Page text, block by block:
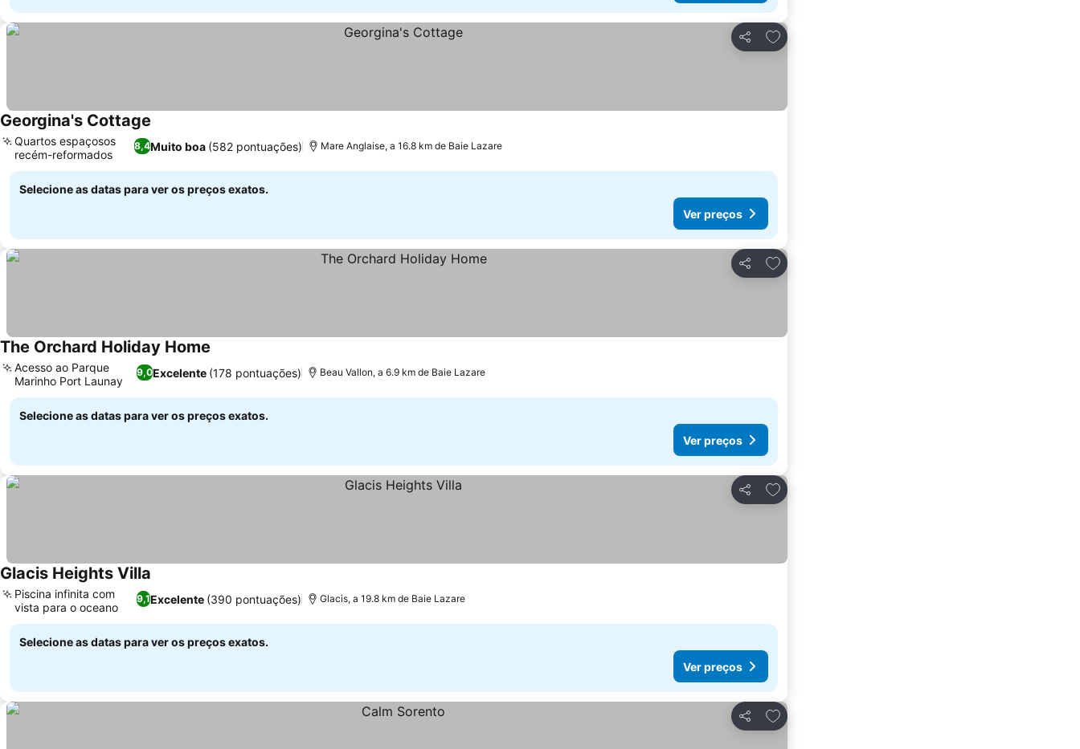
Partilhar
Adicionar aos favoritos
Georgina's Cottage
8,4Muito boa (582 pontuações)
Quartos espaçosos
recém-reformados
Mare Anglaise, a 16.8 km de Baie Lazare
Selecione as datas para ver os preços exatos.
Ver preços
Partilhar
Adicionar aos favoritos
The Orchard Holiday Home
9,0Excelente (178 pontuações)
Acesso ao Parque
Marinho Port Launay
Beau Vallon, a 6.9 km de Baie Lazare
Selecione as datas para ver os preços exatos.
Ver preços
Partilhar
Adicionar aos favoritos
Glacis Heights Villa
9,1Excelente (390 pontuações)
Piscina infinita com
vista para o oceano
Glacis, a 19.8 km de Baie Lazare
Selecione as datas para ver os preços exatos.
Ver preços
Partilhar
Adicionar aos favoritos